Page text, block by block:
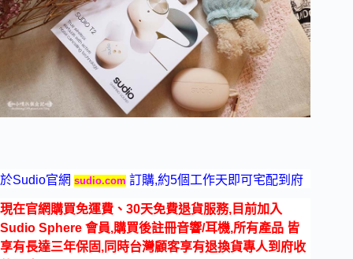
於Sudio官網 sudio.com 訂購,約5個工作天即可宅配到府
現在官網購買免運費、30天免費退貨服務,目前加入
Sudio Sphere 會員,購買後註冊音響/耳機,所有產品 皆
享有長達三年保固,同時台灣顧客享有退換貨專人到府收